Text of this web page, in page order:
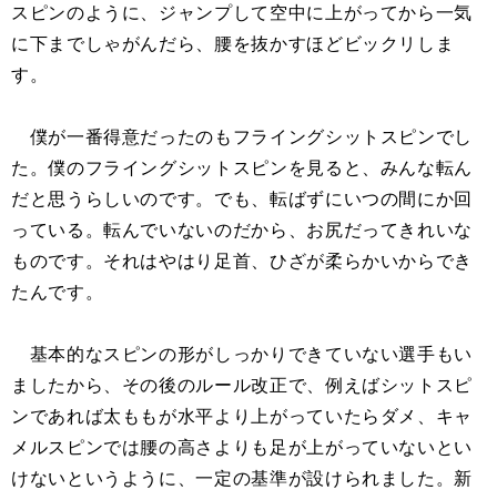
スピンのように、ジャンプして空中に上がってから一気
に下までしゃがんだら、腰を抜かすほどビックリしま
す。
僕が一番得意だったのもフライングシットスピンでし
た。僕のフライングシットスピンを見ると、みんな転ん
だと思うらしいのです。でも、転ばずにいつの間にか回
っている。転んでいないのだから、お尻だってきれいな
ものです。それはやはり足首、ひざが柔らかいからでき
たんです。
基本的なスピンの形がしっかりできていない選手もい
ましたから、その後のルール改正で、例えばシットスピ
ンであれば太ももが水平より上がっていたらダメ、キャ
メルスピンでは腰の高さよりも足が上がっていないとい
けないというように、一定の基準が設けられました。新